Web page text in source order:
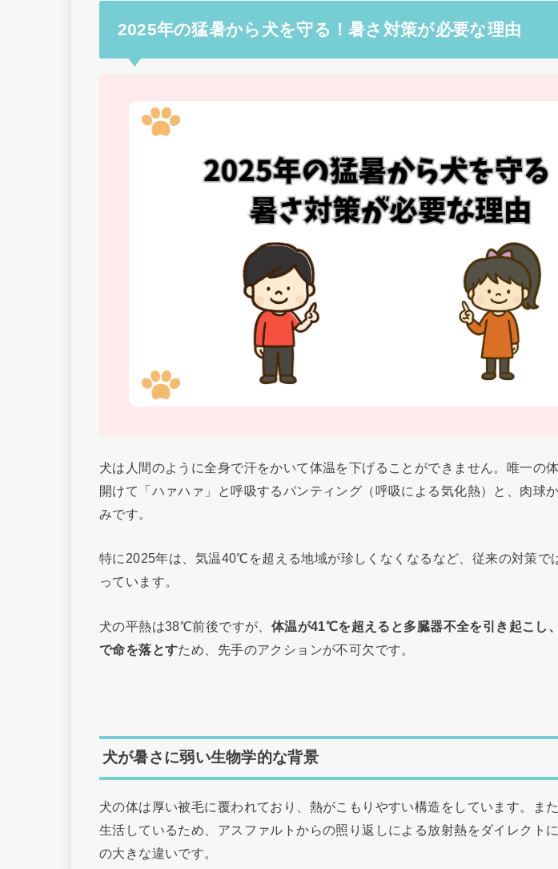
2025年の猛暑から犬を守る！暑さ対策が必要な理由
犬は人間のように全身で汗をかいて体温を下げることができません。唯一の
開けて「ハァハァ」と呼吸するパンティング（呼吸による気化熱）と、肉球
みです。
特に2025年は、気温40℃を超える地域が珍しくなくなるなど、従来の対策で
っています。
犬の平熱は38℃前後ですが、 体温が41℃を超えると多臓器不全を引き起こし
で命を落とすため、先手のアクションが不可欠です。
犬が暑さに弱い生物学的な背景
犬の体は厚い被毛に覆われており、熱がこもりやすい構造をしています。ま
生活しているため、アスファルトからの照り返しによる放射熱をダイレクト
の大きな違いです。